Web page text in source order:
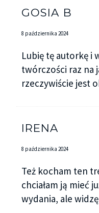
GOSIA B
8 października 2024
Lubię tę autorkę i
twórczości raz na
rzeczywiście jest
IRENA
8 października 2024
Też kocham ten
chciałam ją mieć
wydania, ale